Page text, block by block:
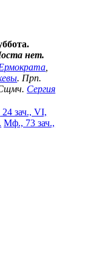
нет.
. Прп.
Сергия
зач., VI,
Мф., 73 зач.,